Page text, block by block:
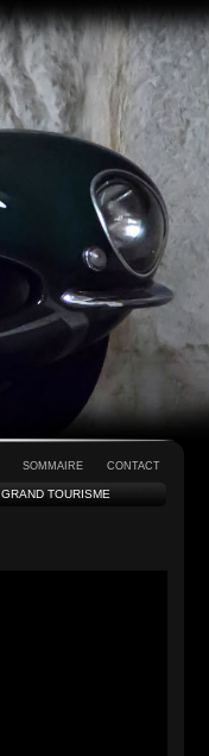
SOMMAIRE CONTACT
GRAND TOURISME